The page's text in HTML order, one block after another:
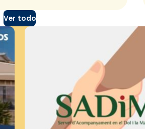
Ver todo